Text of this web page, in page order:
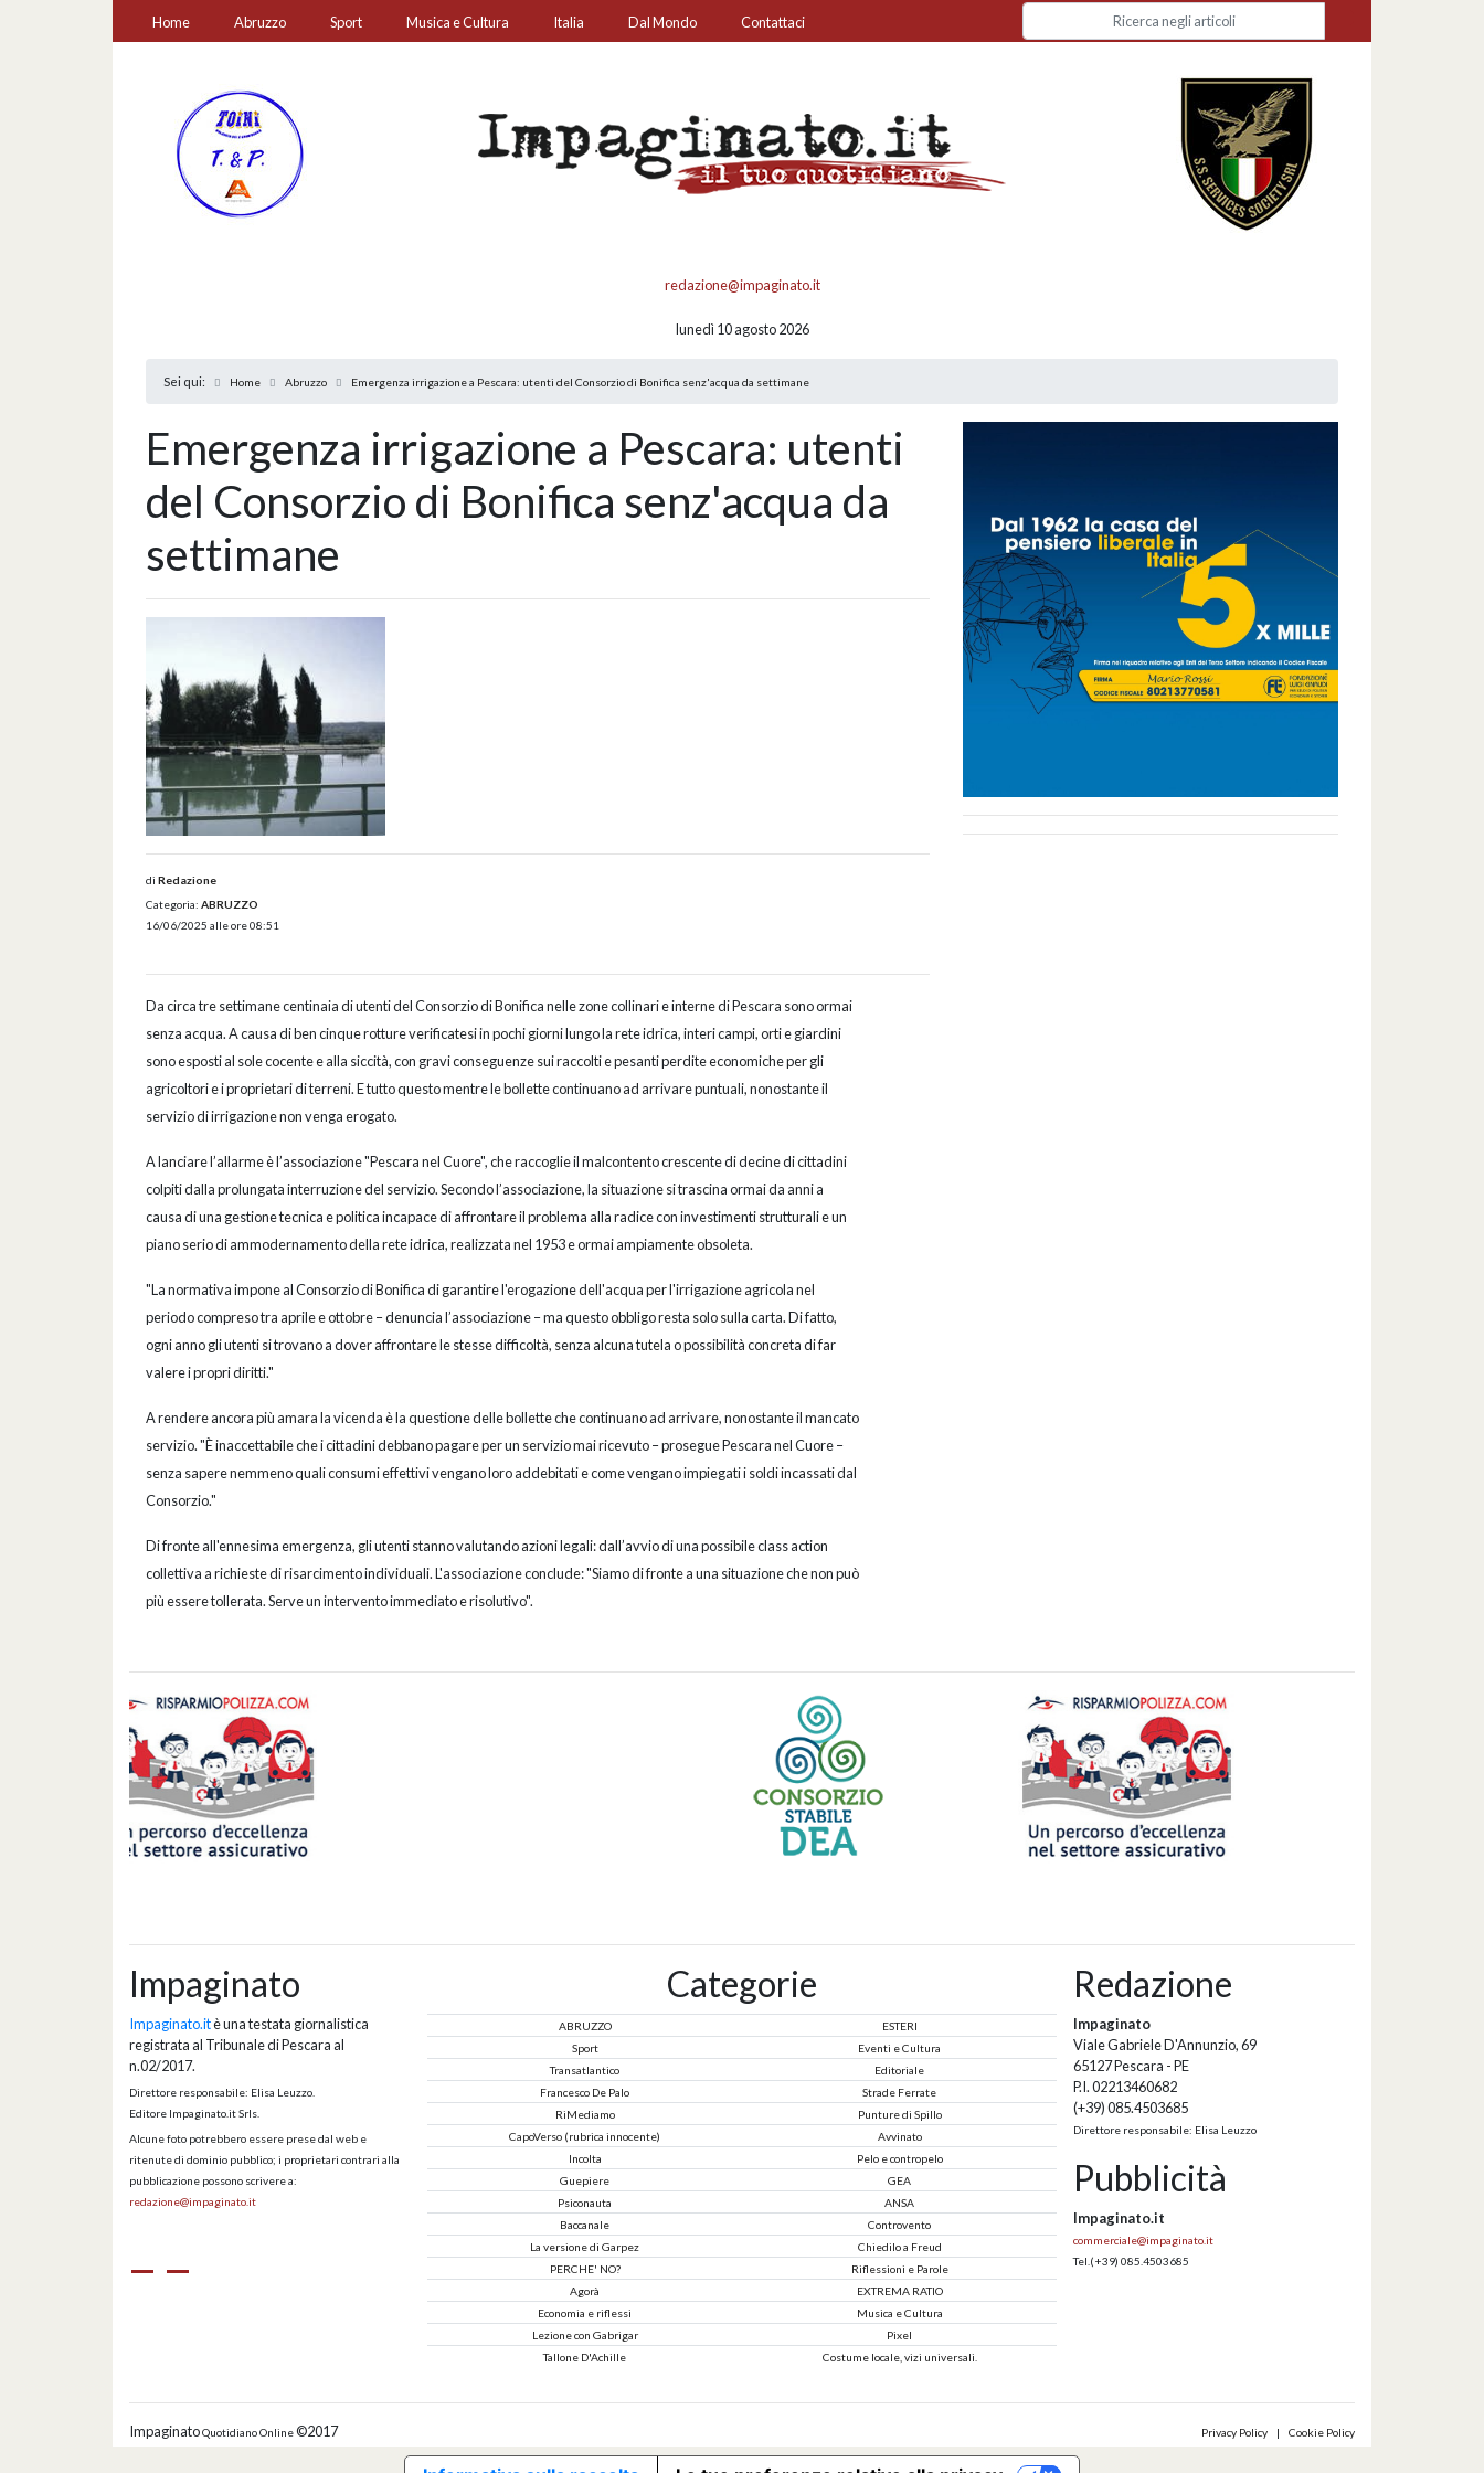
Home Abruzzo Sport Musica e Cultura Italia Dal Mondo Contattaci
redazione@impaginato.it
lunedì 10 agosto 2026
Sei qui: Home Abruzzo Emergenza irrigazione a Pescara: utenti del Consorzio di Bonifica senz'acqua da settimane
Emergenza irrigazione a Pescara: utenti
del Consorzio di Bonifica senz'acqua da
settimane
di Redazione
Categoria: ABRUZZO
16/06/2025 alle ore 08:51
Da circa tre settimane centinaia di utenti del Consorzio di Bonifica nelle zone collinari e interne di Pescara sono ormai
senza acqua. A causa di ben cinque rotture verificatesi in pochi giorni lungo la rete idrica, interi campi, orti e giardini
sono esposti al sole cocente e alla siccità, con gravi conseguenze sui raccolti e pesanti perdite economiche per gli
agricoltori e i proprietari di terreni. E tutto questo mentre le bollette continuano ad arrivare puntuali, nonostante il
servizio di irrigazione non venga erogato.
A lanciare l’allarme è l’associazione "Pescara nel Cuore", che raccoglie il malcontento crescente di decine di cittadini
colpiti dalla prolungata interruzione del servizio. Secondo l’associazione, la situazione si trascina ormai da anni a
causa di una gestione tecnica e politica incapace di affrontare il problema alla radice con investimenti strutturali e un
piano serio di ammodernamento della rete idrica, realizzata nel 1953 e ormai ampiamente obsoleta.
"La normativa impone al Consorzio di Bonifica di garantire l'erogazione dell'acqua per l'irrigazione agricola nel
periodo compreso tra aprile e ottobre – denuncia l’associazione – ma questo obbligo resta solo sulla carta. Di fatto,
ogni anno gli utenti si trovano a dover affrontare le stesse difficoltà, senza alcuna tutela o possibilità concreta di far
valere i propri diritti."
A rendere ancora più amara la vicenda è la questione delle bollette che continuano ad arrivare, nonostante il mancato
servizio. "È inaccettabile che i cittadini debbano pagare per un servizio mai ricevuto – prosegue Pescara nel Cuore –
senza sapere nemmeno quali consumi effettivi vengano loro addebitati e come vengano impiegati i soldi incassati dal
Consorzio."
Di fronte all'ennesima emergenza, gli utenti stanno valutando azioni legali: dall’avvio di una possibile class action
collettiva a richieste di risarcimento individuali. L'associazione conclude: "Siamo di fronte a una situazione che non può
più essere tollerata. Serve un intervento immediato e risolutivo".
Impaginato
Impaginato.itè una testata giornalistica
registrata al Tribunale di Pescara al
n.02/2017.
Direttore responsabile: Elisa Leuzzo.
Editore Impaginato.it Srls.
Alcune foto potrebbero essere prese dal web e
ritenute di dominio pubblico; i proprietari contrari alla
pubblicazione possono scrivere a:
redazione@impaginato.it
Categorie
ABRUZZO
ESTERI
Sport
Eventi e Cultura
Transatlantico
Editoriale
Francesco De Palo
Strade Ferrate
RiMediamo
Punture di Spillo
CapoVerso (rubrica innocente)
Avvinato
Incolta
Pelo e contropelo
Guepiere
GEA
Psiconauta
ANSA
Baccanale
Controvento
La versione di Garpez
Chiedilo a Freud
PERCHE' NO?
Riflessioni e Parole
Agorà
EXTREMA RATIO
Economia e riflessi
Musica e Cultura
Lezione con Gabrigar
Pixel
Tallone D'Achille
Costume locale, vizi universali.
Redazione
Impaginato
Viale Gabriele D'Annunzio, 69
65127 Pescara - PE
P.I. 02213460682
(+39) 085.4503685
Direttore responsabile: Elisa Leuzzo
Pubblicità
Impaginato.it
commerciale@impaginato.it
Tel. (+39) 085.4503685
ImpaginatoQuotidiano Online©2017 Privacy Policy | Cookie Policy